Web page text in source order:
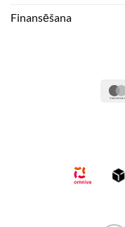
Finansēšana